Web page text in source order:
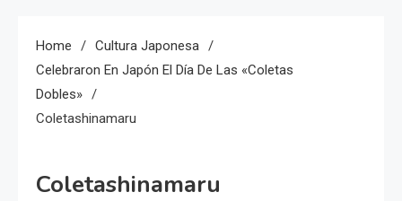
Home
Cultura Japonesa
Celebraron En Japón El Día De Las «Coletas
Dobles»
Coletashinamaru
Coletashinamaru